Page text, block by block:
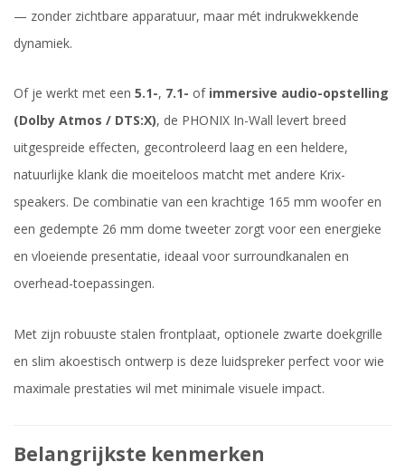
— zonder zichtbare apparatuur, maar mét indrukwekkende
dynamiek.
Of je werkt met een 5.1-, 7.1- of immersive audio-opstelling
(Dolby Atmos / DTS:X), de PHONIX In-Wall levert breed
uitgespreide effecten, gecontroleerd laag en een heldere,
natuurlijke klank die moeiteloos matcht met andere Krix-
speakers. De combinatie van een krachtige 165 mm woofer en
een gedempte 26 mm dome tweeter zorgt voor een energieke
en vloeiende presentatie, ideaal voor surroundkanalen en
overhead-toepassingen.
Met zijn robuuste stalen frontplaat, optionele zwarte doekgrille
en slim akoestisch ontwerp is deze luidspreker perfect voor wie
maximale prestaties wil met minimale visuele impact.
Belangrijkste kenmerken